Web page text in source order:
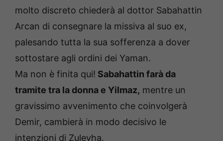
molto discreto chiederà al dottor Sabahattin
Arcan di consegnare la missiva al suo ex,
palesando tutta la sua sofferenza a dover
sottostare agli ordini dei Yaman.
Ma non è finita qui! Sabahattin farà da
tramite tra la donna e Yilmaz, mentre un
gravissimo avvenimento che coinvolgerà
Demir, cambierà in modo decisivo le
intenzioni di Zuleyha.